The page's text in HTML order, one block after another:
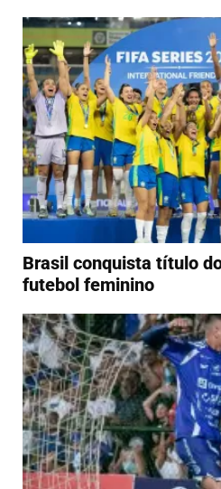
Brasil conquista título
futebol feminino